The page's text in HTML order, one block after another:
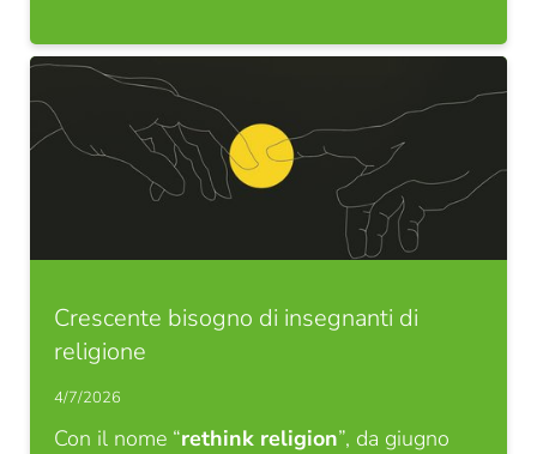
Formazione
Ricerca
Crescente bisogno di insegnanti di
religione
4/7/2026
Con il nome “rethink religion”, da giugno